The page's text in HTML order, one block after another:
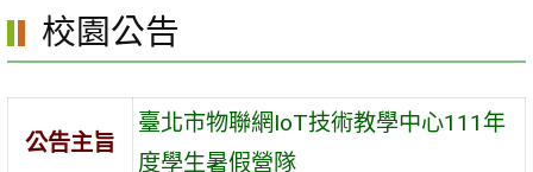
容
區
校園公告
公告主旨
臺北市物聯網IoT技術教學中心111年
度學生暑假營隊